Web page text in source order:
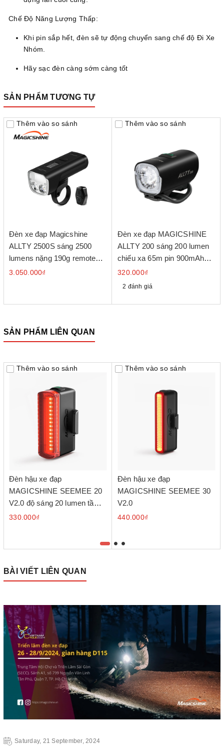
Chế Độ Năng Lượng Thấp:
Khi pin sắp hết, đèn sẽ tự động chuyển sang chế độ Đi Xe
Nhóm.
Hãy sạc đèn càng sớm càng tốt
SẢN PHẨM TƯƠNG TỰ
Thêm vào so sánh
Đèn xe đạp Magicshine
ALLTY 2500S sáng 2500
lumens nặng 190g remote
không dây
3.050.000₫
Thêm vào so sánh
Đèn xe đạp MAGICSHINE
ALLTY 200 sáng 200 lumen
chiếu xa 65m pin 900mAh
cổng sạc USB-C
320.000₫
2 đánh giá
SẢN PHẨM LIÊN QUAN
Thêm vào so sánh
Đèn hậu xe đạp
MAGICSHINE SEEMEE 20
V2.0 độ sáng 20 lumen tầm
nhận diện 800m
330.000₫
Thêm vào so sánh
Đèn hậu xe đạp
MAGICSHINE SEEMEE 30
V2.0
440.000₫
BÀI VIẾT LIÊN QUAN
Saturday, 21 September, 2024